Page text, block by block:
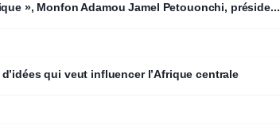
», Monfon Adamou Jamel Petouonchi, préside...
qui veut influencer l’Afrique centrale